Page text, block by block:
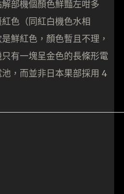
部機個顏色鮮豔左咁多
色（同紅白機色水相
鮮紅色，顏色暫且不理，
有一塊呈金色的長條形電
，而並非日本果部採用 4